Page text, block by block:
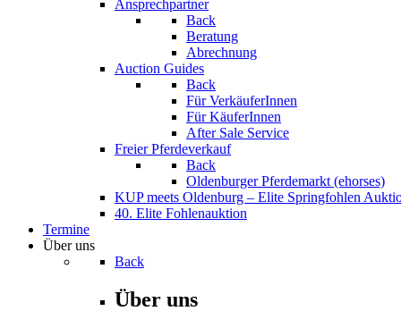
Ansprechpartner
Back
Beratung
Abrechnung
Auction Guides
Back
Für VerkäuferInnen
Für KäuferInnen
After Sale Service
Freier Pferdeverkauf
Back
Oldenburger Pferdemarkt (ehorses)
KUP meets Oldenburg – Elite Springfohlen
40. Elite Fohlenauktion
Termine
Über uns
Back
Über uns